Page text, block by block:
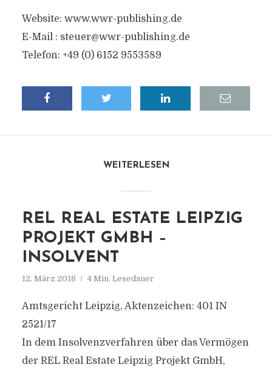
Website: www.wwr-publishing.de
E-Mail : steuer@wwr-publishing.de
Telefon: +49 (0) 6152 9553589
WEITERLESEN
REL REAL ESTATE LEIPZIG
PROJEKT GMBH –
INSOLVENT
12. März 2018 4 Min. Lesedauer
Amtsgericht Leipzig, Aktenzeichen: 401 IN
2521/17
In dem Insolvenzverfahren über das Vermögen
der REL Real Estate Leipzig Projekt GmbH,